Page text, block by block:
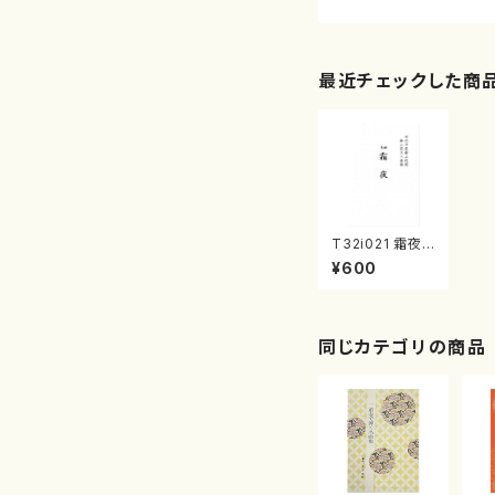
最近チェックした商
T32i021 霜夜
（尺八/流祖 中尾
都山/楽譜）都山
¥600
同じカテゴリの商品